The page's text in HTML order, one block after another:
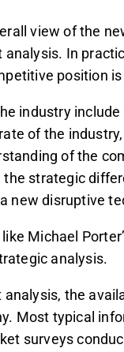
view of the
In
position
industry
of the
of the
strategic
new disruptive
Michael
analysis.
the
Most typical
surveys